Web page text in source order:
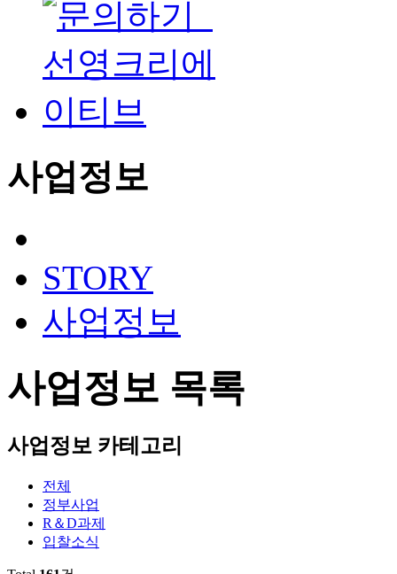
사업정보
STORY
사업정보
사업정보 목록
사업정보 카테고리
전체
정부사업
R＆D과제
입찰소식